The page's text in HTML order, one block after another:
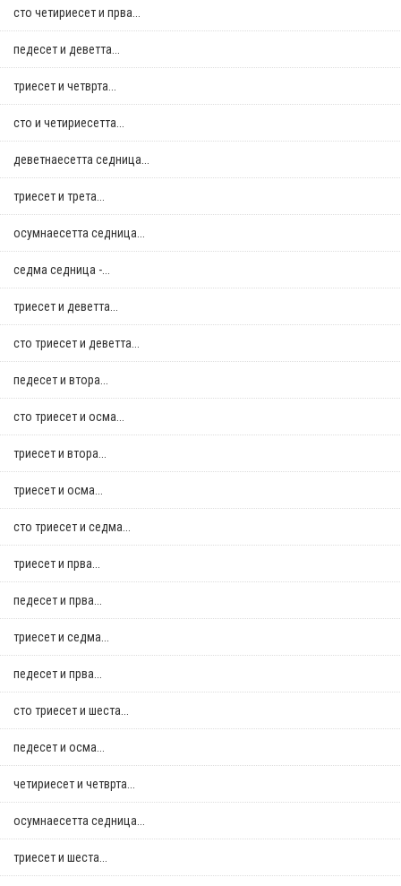
сто четириесет и прва...
педесет и деветта...
триесет и четврта...
сто и четириесетта...
деветнаесетта седница...
триесет и трета...
осумнaесетта седница...
седма седница -...
триесет и деветта...
сто триесет и деветта...
педесет и втора...
сто триесет и осма...
триесет и втора...
триесет и осма...
сто триесет и седма...
триесет и прва...
педесет и прва...
триесет и седма...
педесет и прва...
сто триесет и шеста...
педесет и осма...
четириесет и четврта...
осумнaесетта седница...
триесет и шеста...